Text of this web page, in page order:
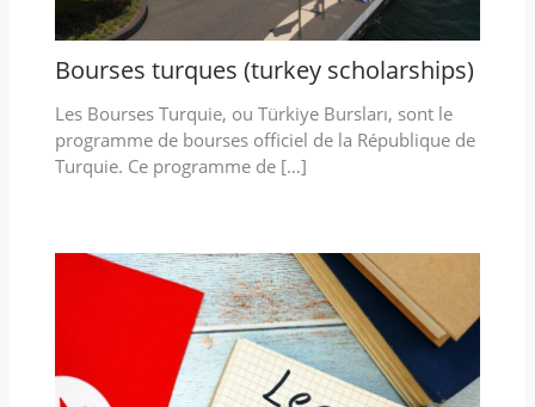
Bourses turques (turkey scholarships)
Les Bourses Turquie, ou Türkiye Bursları, sont le
programme de bourses officiel de la République de
Turquie. Ce programme de […]